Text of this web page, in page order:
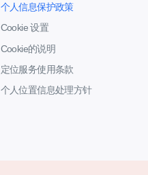
个人信息保护政策
Cookie 设置
Cookie的说明
定位服务使用条款
个人位置信息处理方针